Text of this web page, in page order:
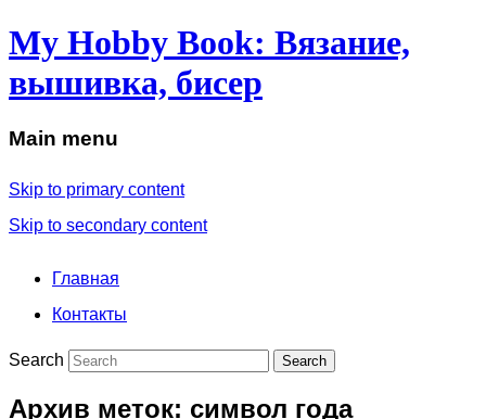
My Hobby Book: Вязание,
вышивка, бисер
Main menu
Skip to primary content
Skip to secondary content
Главная
Контакты
Search
Архив меток: символ года